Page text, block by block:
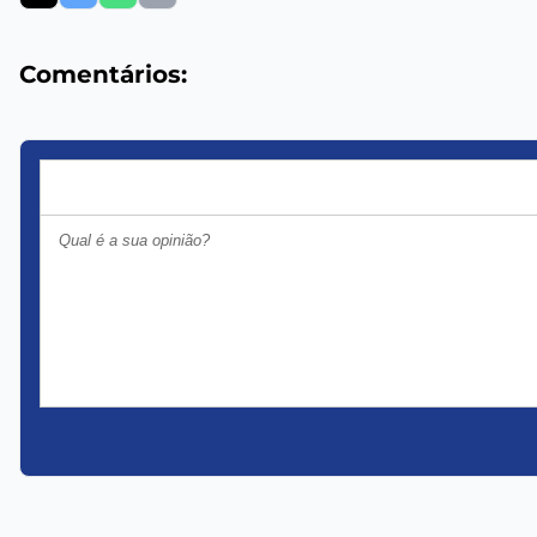
Comentários: